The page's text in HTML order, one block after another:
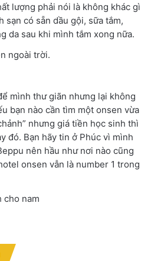
lượng phải nói là không khác gì
sạn có sẵn dầu gội, sữa tắm,
da sau khi mình tắm xong nữa.
ngoài trời.
mình thư giãn nhưng lại không
bạn nào cần tìm một onsen vừa
nhưng giá tiền học sinh thì
đó. Bạn hãy tin ở Phúc vì mình
nên hầu như nơi nào cũng
onsen vẫn là number 1 trong
cho nam